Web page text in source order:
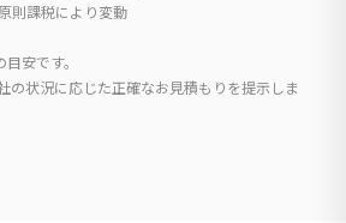
則課税により変動
安です。
状況に応じた正確なお見積もりを提示しま